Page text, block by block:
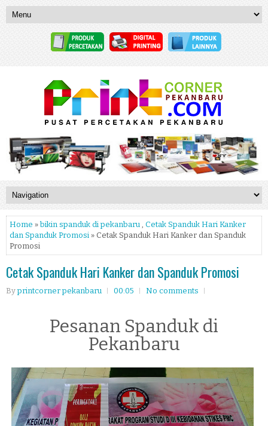
Home »bikin spanduk di pekanbaru
Cetak Spanduk Hari Kanker
dan Spanduk Promosi » Cetak Spanduk Hari Kanker dan Spanduk
Promosi
Cetak Spanduk Hari Kanker dan Spanduk Promosi
Byprintcorner pekanbaru 00:05 No comments
Pesanan Spanduk di
Pekanbaru